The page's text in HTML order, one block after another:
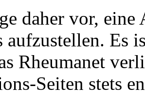
daher vor,
aufzustellen. Es
Rheumanet
Seiten stets